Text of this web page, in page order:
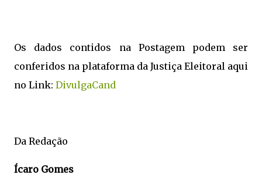
Os dados contidos na Postagem podem ser
conferidos na plataforma da Justiça Eleitoral aqui
no Link: DivulgaCand
Da Redação
Ícaro Gomes